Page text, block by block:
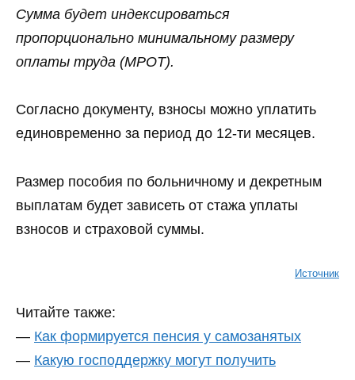
Сумма будет индексироваться
пропорционально минимальному размеру
оплаты труда (МРОТ).
Согласно документу, взносы можно уплатить
единовременно за период до 12-ти месяцев.
Размер пособия по больничному и декретным
выплатам будет зависеть от стажа уплаты
взносов и страховой суммы.
Источник
Читайте также:
— Как формируется пенсия у самозанятых
— Какую господдержку могут получить